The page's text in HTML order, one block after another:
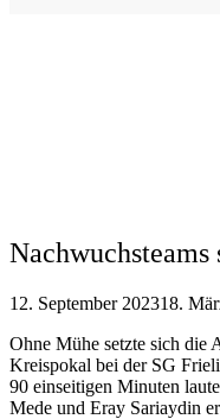
12. September 202318.
Ohne Mühe setzte sich die
Kreispokal bei der SG
90 einseitigen Minuten
Mede und Eray Sariaydin